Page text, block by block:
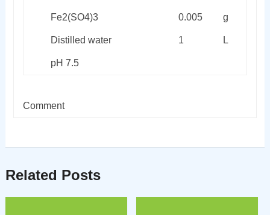
Fe2(SO4)3 0.005 g
Distilled water 1 L
pH 7.5
Comment
Related Posts